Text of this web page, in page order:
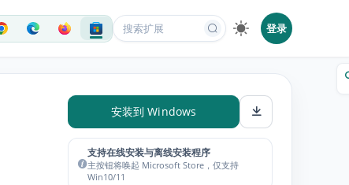
登录
安装到 Windows
支持在线安装与离线安装程序
主按钮将唤起 Microsoft Store，仅支持
Win10/11